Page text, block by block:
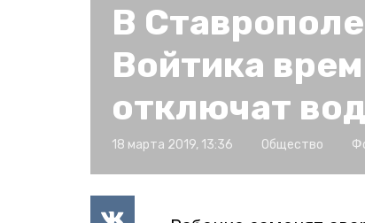
В
Войтика
отключат
18 марта 2019, 13:36 Общество